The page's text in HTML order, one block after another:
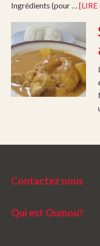
Ingrédients (pour …[LIRE
Contactez nous
Qui est Oumou?